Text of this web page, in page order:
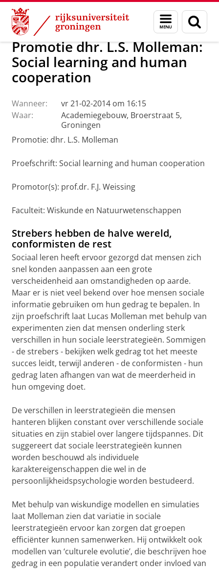
Skip
Content
Skip
Navigation
Menu
en
zoeken
Over ons Actueel Nieuws
Promotie dhr. L.S. Molleman:
Social learning and human
cooperation
Wanneer:
vr 21-02-2014 om 16:15
Waar:
Academiegebouw, Broerstraat 5,
Groningen
Promotie: dhr. L.S. Molleman
Proefschrift: Social learning and human cooperation
Promotor(s): prof.dr. F.J. Weissing
Faculteit: Wiskunde en Natuurwetenschappen
Strebers hebben de halve wereld,
conformisten de rest
Sociaal leren heeft ervoor gezorgd dat mensen zich
snel konden aanpassen aan een grote
verscheidenheid aan omstandigheden op aarde.
Maar er is niet veel bekend over hoe mensen sociale
informatie gebruiken om hun gedrag te bepalen. In
zijn proefschrift laat Lucas Molleman met behulp van
experimenten zien dat mensen onderling sterk
verschillen in hun sociale leerstrategieën. Sommigen
- de strebers - bekijken welk gedrag tot het meeste
succes leidt, terwijl anderen - de conformisten - hun
gedrag laten afhangen van wat de meerderheid in
hun omgeving doet.
De verschillen in leerstrategieën die mensen
hanteren blijken constant over verschillende sociale
situaties en zijn stabiel over langere tijdspannes. Dit
suggereert dat sociale leerstrategieën kunnen
worden beschouwd als individuele
karaktereigenschappen die wel in de
persoonlijkheidspsychologie worden bestudeerd.
Met behulp van wiskundige modellen en simulaties
laat Molleman zien dat variatie in sociale
leerstrategieën ervoor kan zorgen dat groepen
efficiënter kunnen samenwerken. Hij ontwikkelt ook
modellen van ‘culturele evolutie’, die beschrijven hoe
gedrag in een populatie verandert onder invloed van